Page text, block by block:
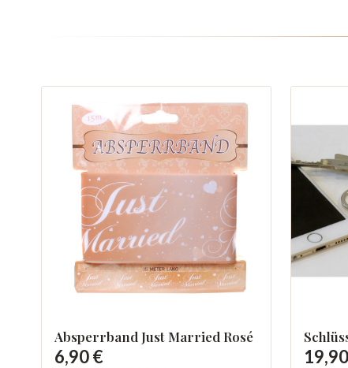
Absperrband Just Married Rosé
6,90 €